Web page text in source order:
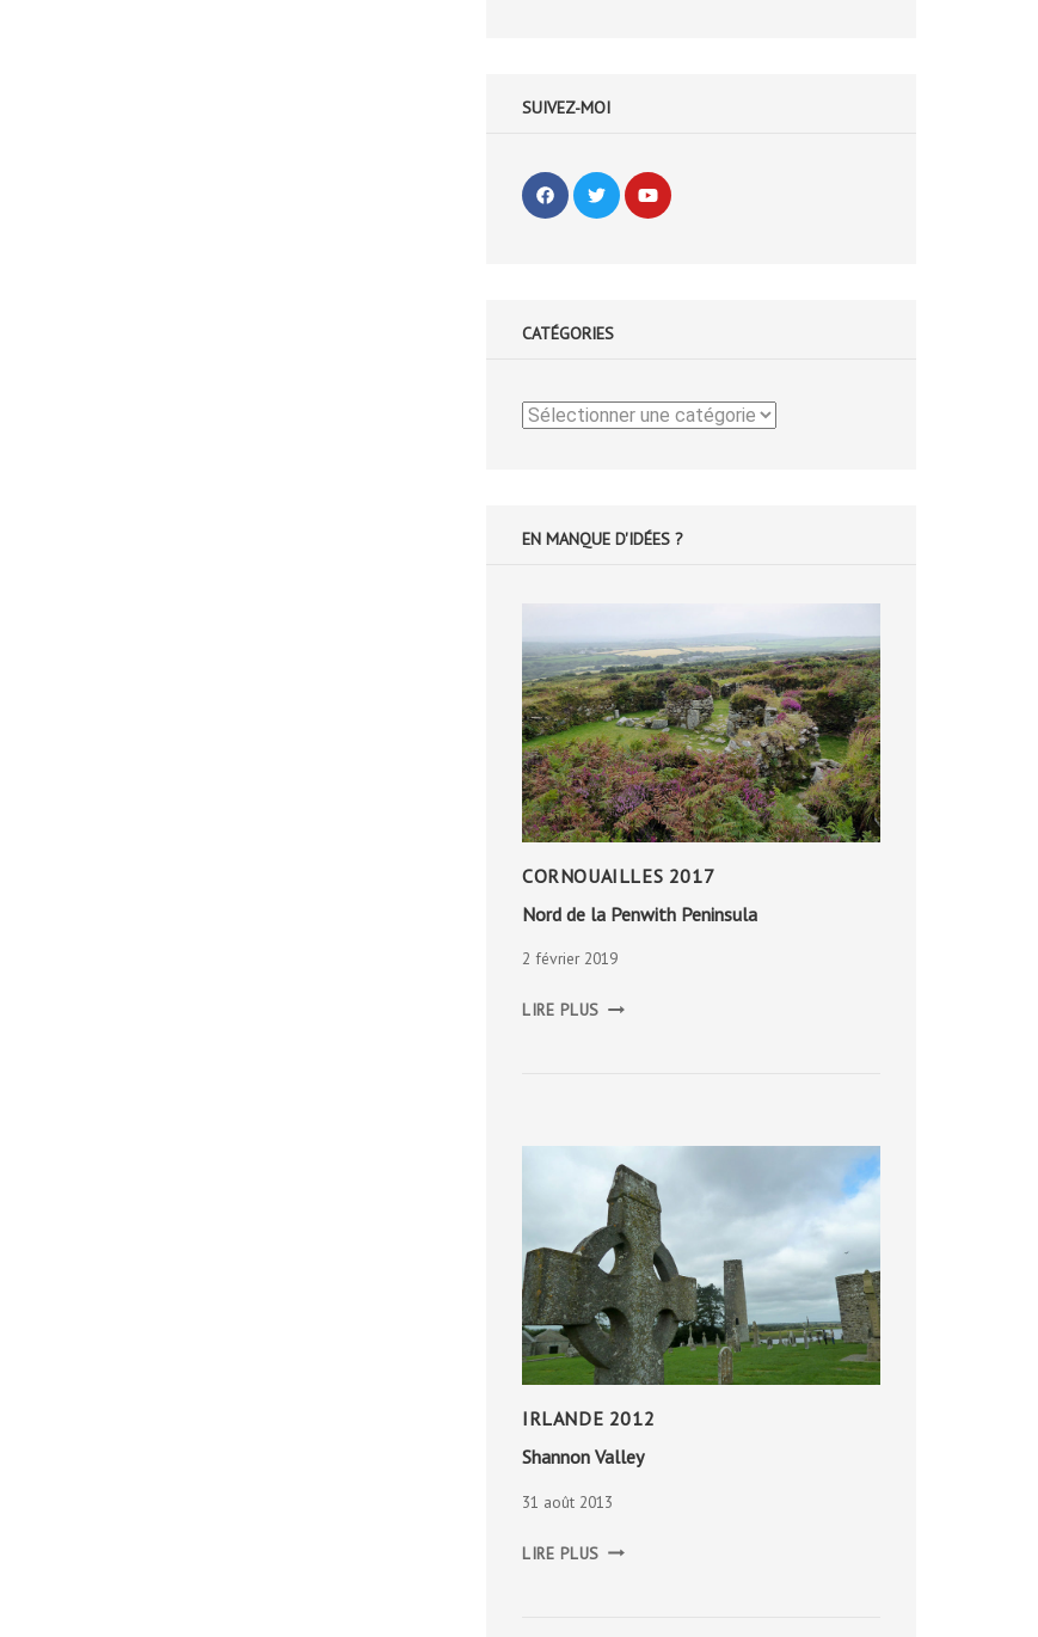
SUIVEZ-MOI
CATÉGORIES
Catégories
EN MANQUE D'IDÉES ?
CORNOUAILLES 2017
Nord de la Penwith Peninsula
2 février 2019
LIRE PLUS
IRLANDE 2012
Shannon Valley
31 août 2013
LIRE PLUS VALLEY